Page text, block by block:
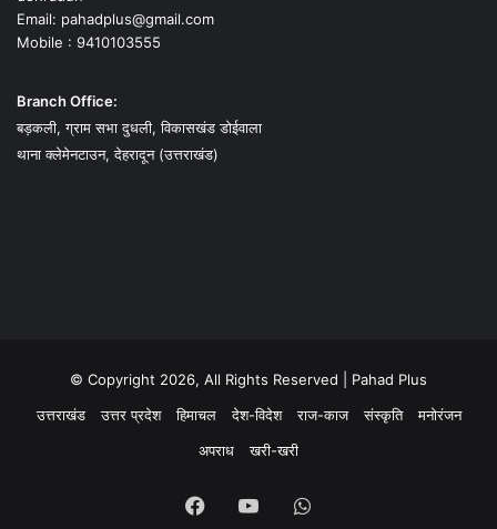
Email: pahadplus@gmail.com
Mobile : 9410103555
Branch Office:
बड़कली, ग्राम सभा दुधली, विकासखंड डोईवाला
थाना क्लेमेनटाउन, देहरादून (उत्तराखंड)
© Copyright 2026, All Rights Reserved | Pahad Plus
उत्तराखंड
उत्तर प्रदेश हिमाचल देश-विदेश राज-काज संस्कृति
मनोरंजन
अपराध
खरी-खरी
FacebookYouTubeWhatsApp